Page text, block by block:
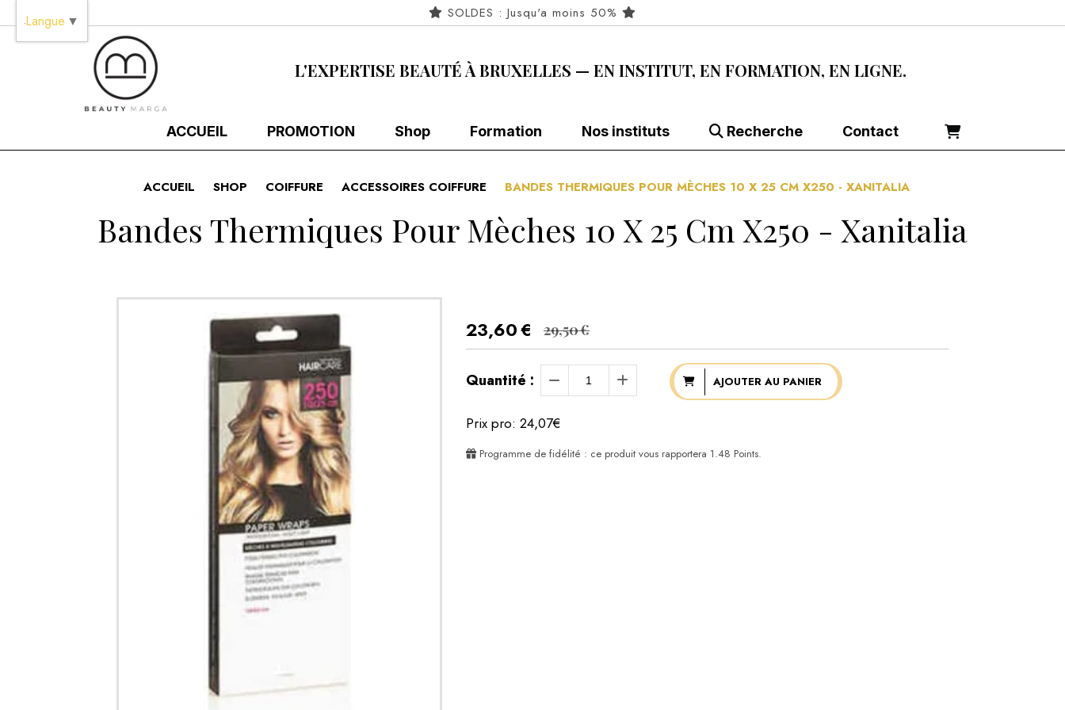
SOLDES : Jusqu'a moins 50%
L'EXPERTISE BEAUTÉ À BRUXELLES — EN INSTITUT, EN FORMATION, EN LIGNE.
ACCUEIL PROMOTION Shop Formation Nos instituts Recherche Contact
ACCUEIL SHOP COIFFURE ACCESSOIRES COIFFURE BANDES THERMIQUES POUR MÈCHES 10 X 25 CM X250 - XANITALIA
Bandes Thermiques Pour Mèches 10 X 25 Cm X250 - Xanitalia
23,60€ 29,50€
Quantité : AJOUTER AU PANIER
Prix pro: 24,07€
Programme de fidélité : ce produit vous rapportera 1.48 Points.
Langue ▼